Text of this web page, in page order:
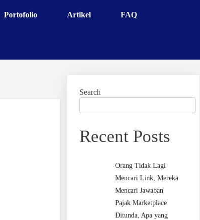
Portofolio Artikel FAQ
Search
Recent Posts
Orang Tidak Lagi
Mencari Link, Mereka
Mencari Jawaban
Pajak Marketplace
Ditunda, Apa yang